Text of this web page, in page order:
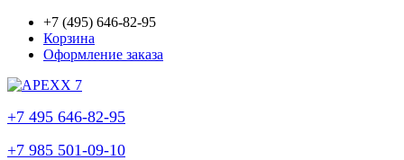
+7 (495) 646-82-95
Корзина
Оформление заказа
+7 495 646-82-95
+7 985 501-09-10